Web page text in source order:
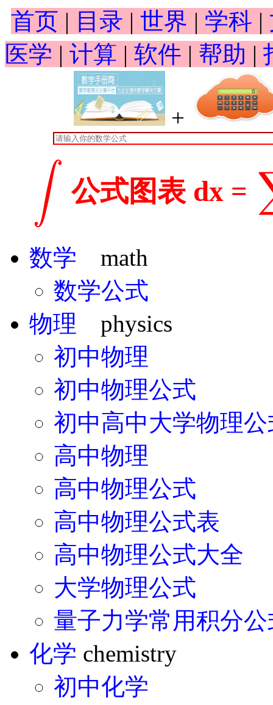
首页 | 目录 | 世界 | 学科 |
医学 | 计算 | 软件 | 帮助 |
+
∫ 公式图表 dx = ∑
数学 math
数学公式
物理 physics
初中物理
初中物理公式
初中高中大学物理公
高中物理
高中物理公式
高中物理公式表
高中物理公式大全
大学物理公式
量子力学常用积分公
化学 chemistry
初中化学